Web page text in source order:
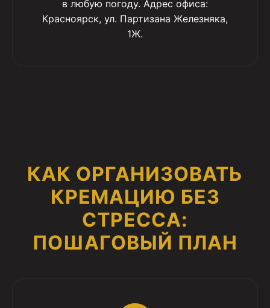
в любую погоду. Адрес офиса:
Красноярск, ул. Партизана Железняка,
1Ж.
КАК ОРГАНИЗОВАТЬ
КРЕМАЦИЮ БЕЗ
СТРЕССА:
ПОШАГОВЫЙ ПЛАН